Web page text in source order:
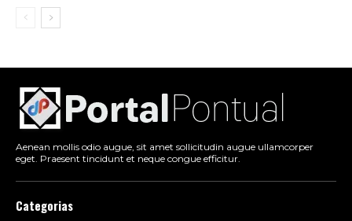
Aenean mollis odio augue, sit amet sollicitudin augue ullamcorper
eget. Praesent tincidunt et neque congue efficitur.
Categorias